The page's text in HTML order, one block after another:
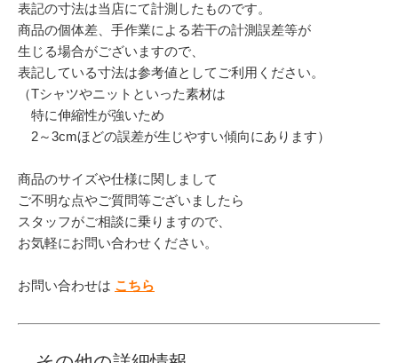
表記の寸法は当店にて計測したものです。
商品の個体差、手作業による若干の計測誤差等が
生じる場合がございますので、
表記している寸法は参考値としてご利用ください。
（Tシャツやニットといった素材は
特に伸縮性が強いため
2～3cmほどの誤差が生じやすい傾向にあります）
商品のサイズや仕様に関しまして
ご不明な点やご質問等ございましたら
スタッフがご相談に乗りますので、
お気軽にお問い合わせください。
お問い合わせは こちら